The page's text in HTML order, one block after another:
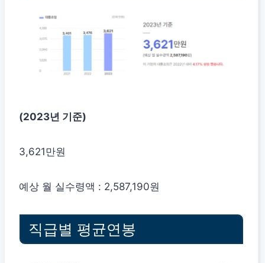
(2023년 기준)
3,621만원
예상 월 실수령액 : 2,587,190원
직급별 평균연봉